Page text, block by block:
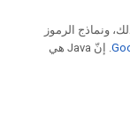
ونماذج الرموز
. إنّ Java هي